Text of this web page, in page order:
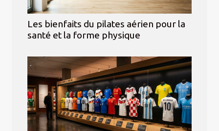
Les bienfaits du pilates aérien pour la
santé et la forme physique